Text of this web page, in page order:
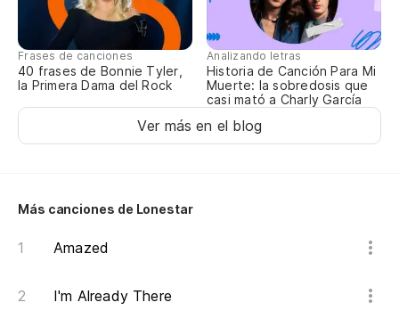
Frases de canciones
40 frases de Bonnie Tyler,
la Primera Dama del Rock
Analizando letras
Historia de Canción Para Mi
Muerte: la sobredosis que
casi mató a Charly García
Ver más en el blog
Más canciones de Lonestar
Amazed
I'm Already There